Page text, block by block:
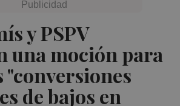
y PSPV
una moción para
de bajos en